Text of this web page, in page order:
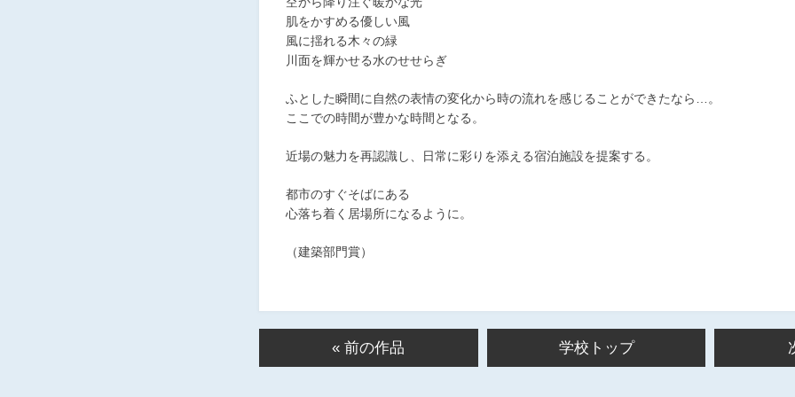
肌をかすめる優しい風
風に揺れる木々の緑
川面を輝かせる水のせせらぎ
ふとした瞬間に自然の表情の変化から時の流れを感じることができたなら…。
ここでの時間が豊かな時間となる。
近場の魅力を再認識し、日常に彩りを添える宿泊施設を提案する。
都市のすぐそばにある
心落ち着く居場所になるように。
（建築部門賞）
« 前の作品 学校トップ